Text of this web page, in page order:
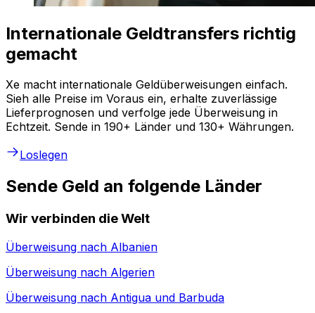
Internationale Geldtransfers richtig
gemacht
Xe macht internationale Geldüberweisungen einfach.
Sieh alle Preise im Voraus ein, erhalte zuverlässige
Lieferprognosen und verfolge jede Überweisung in
Echtzeit. Sende in 190+ Länder und 130+ Währungen.
Loslegen
Sende Geld an folgende Länder
Wir verbinden die Welt
Überweisung nach Albanien
Überweisung nach Algerien
Überweisung nach Antigua und Barbuda